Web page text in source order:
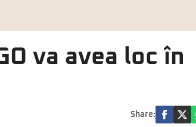
va avea loc în
Share: